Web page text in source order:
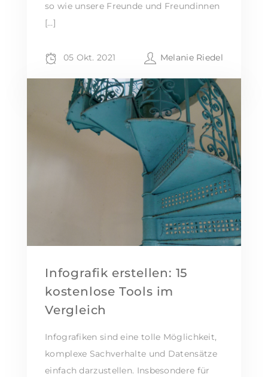
so wie unsere Freunde und Freundinnen
[…]
05 Okt. 2021 Melanie Riedel
Infografik erstellen: 15
kostenlose Tools im
Vergleich
Infografiken sind eine tolle Möglichkeit,
komplexe Sachverhalte und Datensätze
einfach darzustellen. Insbesondere für